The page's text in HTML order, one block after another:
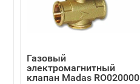
Газовый
электромагнитный
клапан Madas RO020000